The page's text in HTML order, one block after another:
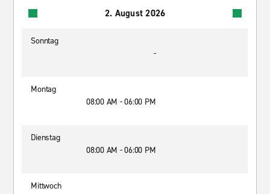
2. August 2026
Sonntag
-
Montag
08:00 AM - 06:00 PM
Dienstag
08:00 AM - 06:00 PM
Mittwoch